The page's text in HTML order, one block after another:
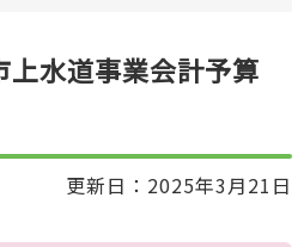
水道事業会計予算
更新日：2025年3月21日